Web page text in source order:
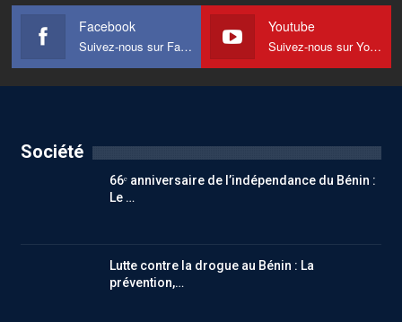
Facebook
Suivez-nous sur Facebook
Youtube
Suivez-nous sur Youtube
Société
66ᵉ anniversaire de l’indépendance du Bénin :
Le …
Lutte contre la drogue au Bénin : La
prévention,…